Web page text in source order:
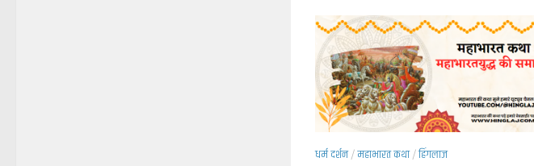
धर्म दर्शन/महाभारत कथा/हिंगलाज